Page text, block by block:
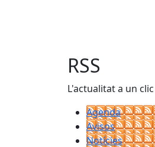
RSS
L'actualitat a un clic
Agenda
Avisos
Notícies